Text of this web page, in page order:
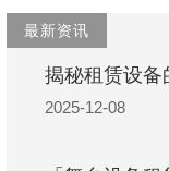
最新资讯
2025-12-08